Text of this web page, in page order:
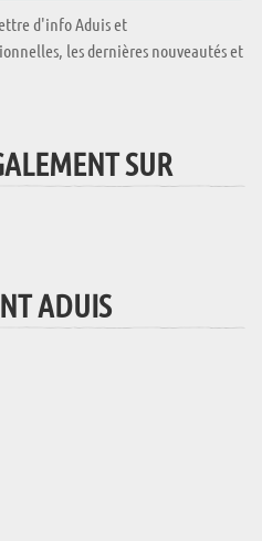
d'info Aduis et
les dernières nouveautés et
SUR
ADUIS